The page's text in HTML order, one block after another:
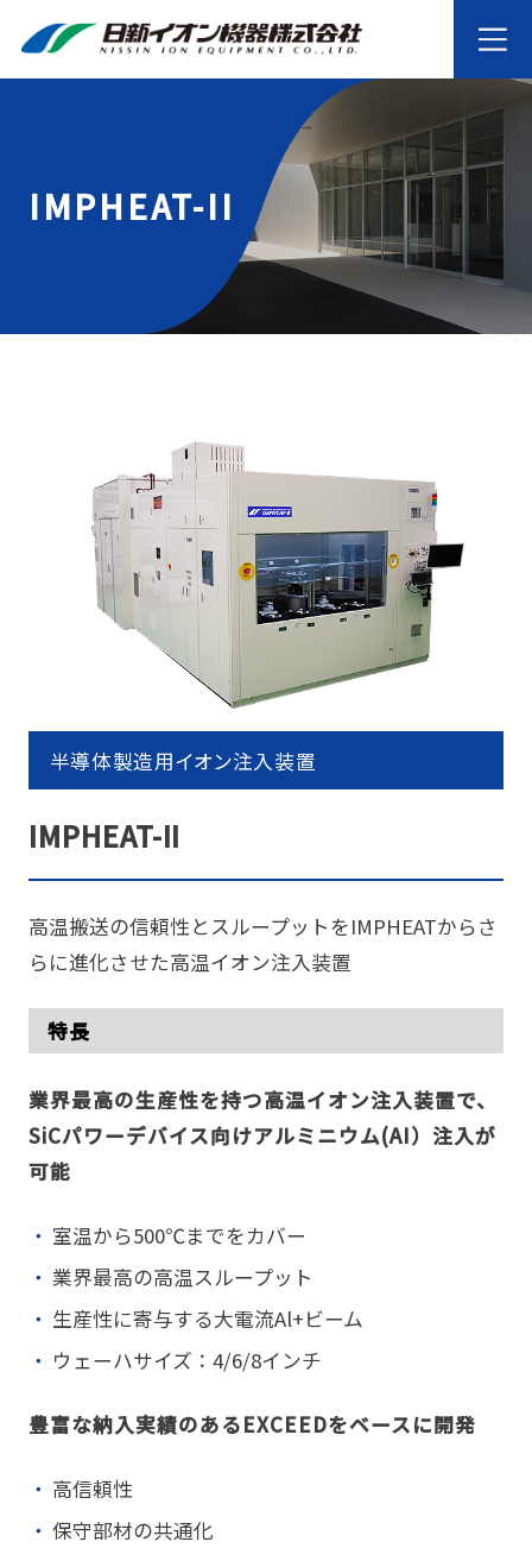
IMPHEAT-II
半導体製造用イオン注入装置
IMPHEAT-II
高温搬送の信頼性とスループットをIMPHEATからさ
らに進化させた高温イオン注入装置
特長
業界最高の生産性を持つ高温イオン注入装置で、
SiCパワーデバイス向けアルミニウム(AI）注入が
可能
室温から500℃までをカバー
業界最高の高温スループット
生産性に寄与する大電流Al+ビーム
ウェーハサイズ：4/6/8インチ
豊富な納入実績のあるEXCEEDをベースに開発
高信頼性
保守部材の共通化